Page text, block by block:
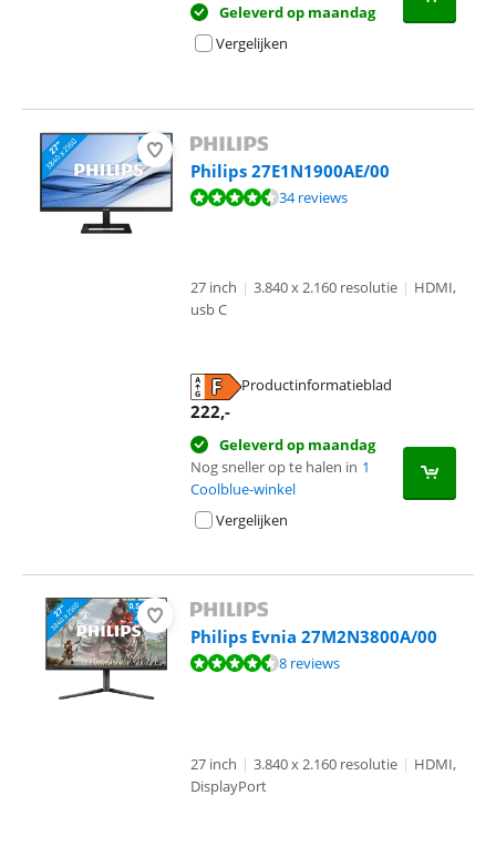
Geleverd op maandag
Vergelijken
Philips 27E1N1900AE/00
Beoordeling is 8,8 van de 10, gebaseerd op 34 reviews.
34 reviews
27 inch | 3.840 x 2.160 resolutie | HDMI,
usb C
Productinformatieblad
222,-
Geleverd op maandag
Nog sneller op te halen in 1
Coolblue-winkel
Vergelijken
Philips Evnia 27M2N3800A/00
Beoordeling is 9,2 van de 10, gebaseerd op 8 reviews.
8 reviews
27 inch | 3.840 x 2.160 resolutie | HDMI,
DisplayPort